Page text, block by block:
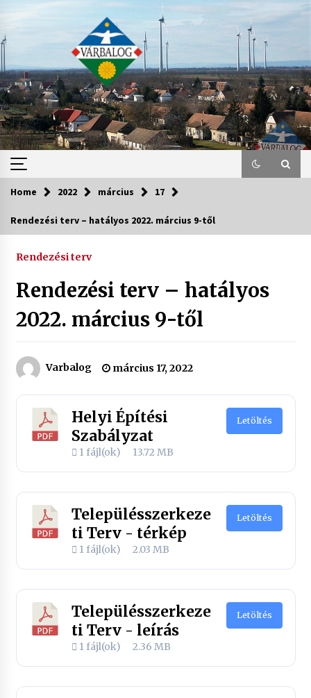
content
Home 2022 március 17
Rendezési terv – hatályos 2022. március 9-től
Rendezési terv
Rendezési terv – hatályos
2022. március 9-től
Varbalog március 17, 2022
Helyi Építési
Szabályzat
1 fájl(ok) 13.72 MB
Letöltés
Településszerkeze
ti Terv - térkép
1 fájl(ok) 2.03 MB
Letöltés
Településszerkeze
ti Terv - leírás
1 fájl(ok) 2.36 MB
Letöltés